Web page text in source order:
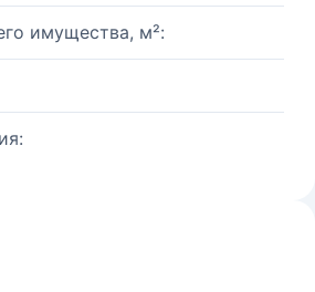
имущества, м²: